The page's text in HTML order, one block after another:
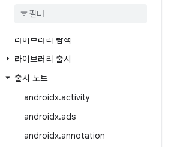
라이브러리 탐색
라이브러리 출시
출시 노트
androidx.activity
androidx.ads
androidx.annotation